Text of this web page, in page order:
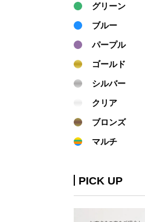
グリーン
ブルー
パープル
ゴールド
シルバー
クリア
ブロンズ
マルチ
PICK UP